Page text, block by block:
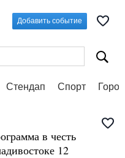
Добавить событие
Стендап Спорт
в честь
12